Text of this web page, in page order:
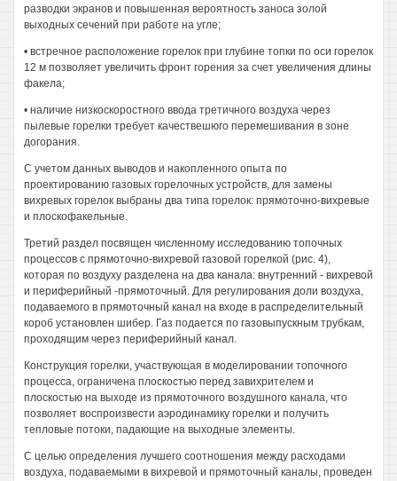
разводки экранов и повышенная вероятность заноса золой
выходных сечений при работе на угле;
• встречное расположение горелок при глубине топки по оси горелок
12 м позволяет увеличить фронт горения за счет увеличения длины
факела;
• наличие низкоскоростного ввода третичного воздуха через
пылевые горелки требует качествешюго перемешивания в зоне
догорания.
С учетом данных выводов и накопленного опыта по
проектированию газовых горелочных устройств, для замены
вихревых горелок выбраны два типа горелок: прямоточно-вихревые
и плоскофакельные.
Третий раздел посвящен численному исследованию топочных
процессов с прямоточно-вихревой газовой горелкой (рис. 4),
которая по воздуху разделена на два канала: внутренний - вихревой
и периферийный -прямоточный. Для регулирования доли воздуха,
подаваемого в прямоточный канал на входе в распределительный
короб установлен шибер. Газ подается по газовыпускным трубкам,
проходящим через периферийный канал.
Конструкция горелки, участвующая в моделировании топочного
процесса, ограничена плоскостью перед завихрителем и
плоскостью на выходе из прямоточного воздушного канала, что
позволяет воспроизвести аэродинамику горелки и получить
тепловые потоки, падающие на выходные элементы.
С целью определения лучшего соотношения между расходами
воздуха, подаваемыми в вихревой и прямоточный каналы, проведен